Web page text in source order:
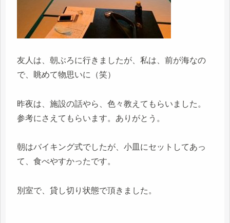
友人は、朝ぶろに行きましたが、私は、前が海なの
で、眺めて物思いに（笑）
昨夜は、施設の話やら、色々教えてもらいました。
参考にさえてもらいます。ありがとう。
朝はバイキング式でしたが、小皿にセットしてあっ
て、食べやすかったです。
別室で、貸し切り状態で頂きました。